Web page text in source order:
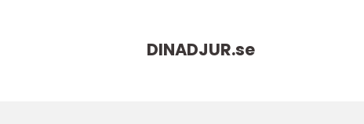
DINADJUR.se